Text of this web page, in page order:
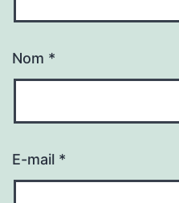
Nom *
E-mail *